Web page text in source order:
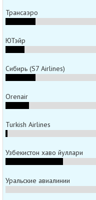
Трансаэро
ЮТэйр
Сибирь (S7 Airlines)
Orenair
Turkish Airlines
Узбекистон хаво йуллари
Уральские авиалинии